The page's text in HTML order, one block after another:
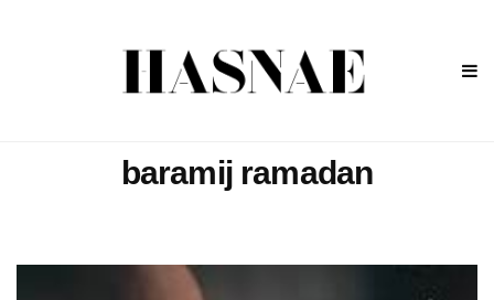
baramij ramadan